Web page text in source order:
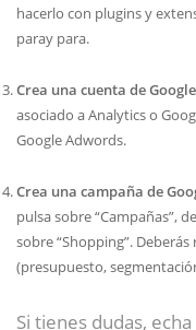
hacerlo con plugins y
paray para.
Crea una cuenta de
asociado a Analytics o
Google Adwords.
Crea una campaña de
pulsa sobre “Campañas”,
sobre “Shopping”.
(presupuesto,
Si tienes dudas,